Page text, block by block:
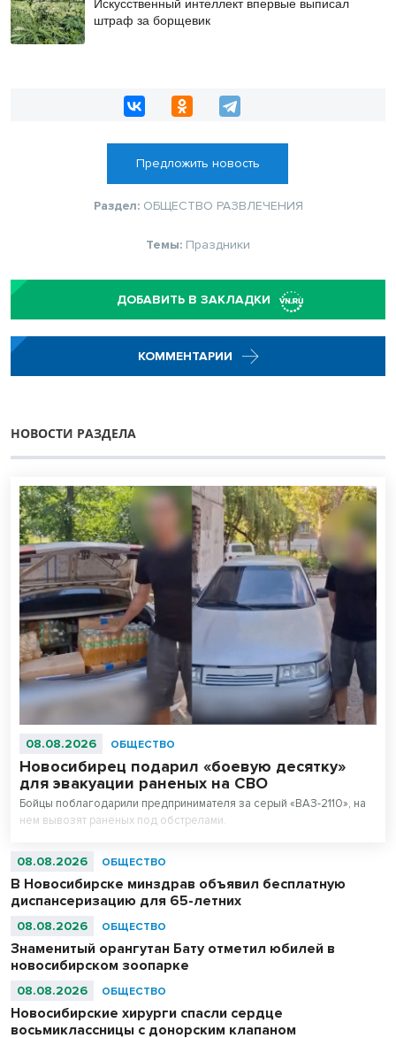
штраф за борщевик
Предложить новость
Раздел: ОБЩЕСТВО РАЗВЛЕЧЕНИЯ
Темы: Праздники
ДОБАВИТЬ В ЗАКЛАДКИ
КОММЕНТАРИИ
НОВОСТИ РАЗДЕЛА
08.08.2026 ОБЩЕСТВО
Новосибирец подарил «боевую десятку»
для эвакуации раненых на СВО
Бойцы поблагодарили предпринимателя за серый «ВАЗ-2110», на
нем вывозят раненых под обстрелами.
08.08.2026 ОБЩЕСТВО
В Новосибирске минздрав объявил бесплатную
диспансеризацию для 65-летних
08.08.2026 ОБЩЕСТВО
Знаменитый орангутан Бату отметил юбилей в
новосибирском зоопарке
08.08.2026 ОБЩЕСТВО
Новосибирские хирурги спасли сердце
восьмиклассницы с донорским клапаном